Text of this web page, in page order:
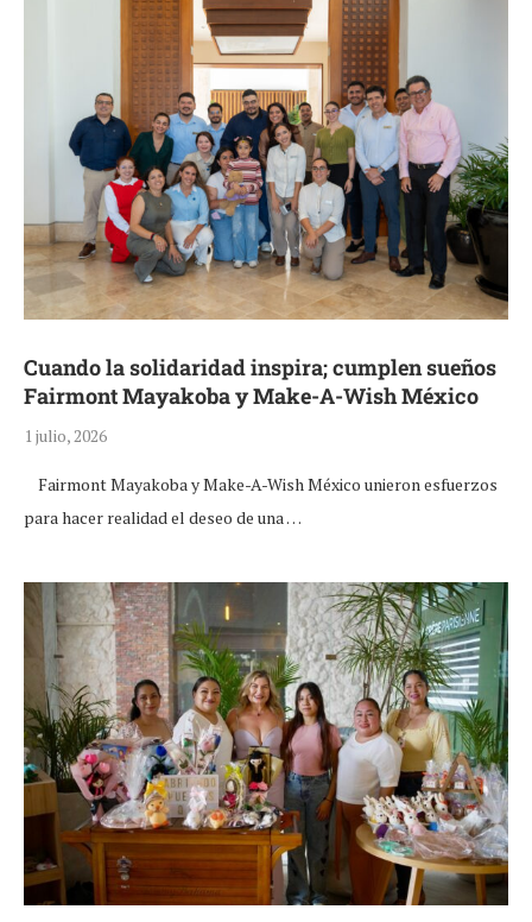
Cuando la solidaridad inspira; cumplen sueños
Fairmont Mayakoba y Make-A-Wish México
1 julio, 2026
Fairmont Mayakoba y Make-A-Wish México unieron esfuerzos
para hacer realidad el deseo de una …